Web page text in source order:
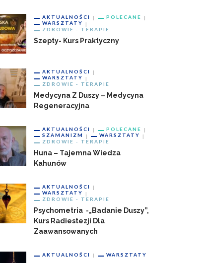
AKTUALNOŚCI
POLECANE
WARSZTATY
ZDROWIE - TERAPIE
Szepty- Kurs Praktyczny
AKTUALNOŚCI
WARSZTATY
ZDROWIE - TERAPIE
Medycyna Z Duszy – Medycyna
Regeneracyjna
AKTUALNOŚCI
POLECANE
SZAMANIZM
WARSZTATY
ZDROWIE - TERAPIE
Huna – Tajemna Wiedza
Kahunów
AKTUALNOŚCI
WARSZTATY
ZDROWIE - TERAPIE
Psychometria -„badanie Duszy”,
Kurs Radiestezji Dla
Zaawansowanych
AKTUALNOŚCI WARSZTATY